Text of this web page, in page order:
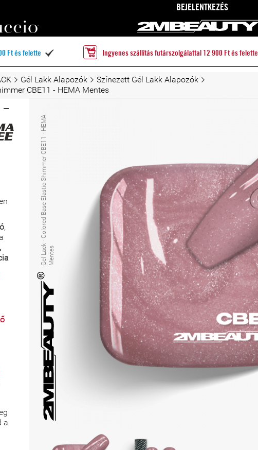
BEJELENTKEZÉS
Ft és felette  Ingyenes szállítás futárszolgálattal 12 900 Ft és felette
Gél Lakk Alapozók
Színezett Gél Lakk Alapozók
CBE11 - HEMA Mentes
,
a
G
e
l
L
ac
k
-
C
o
l
o
r
e
d
B
a
s
e
E
l
a
s
t
i
c
S
h
i
m
m
e
r
C
B
E
1
1
-
H
E
M
A
M
e
n
t
es